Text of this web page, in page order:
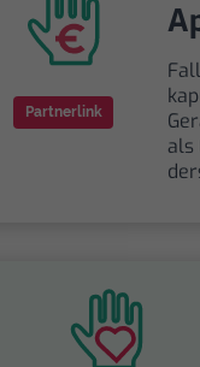
Partnerlink
als